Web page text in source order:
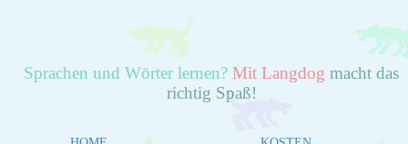
Sprachen und Wörter lernen? Mit Langdog macht das
richtig Spaß!